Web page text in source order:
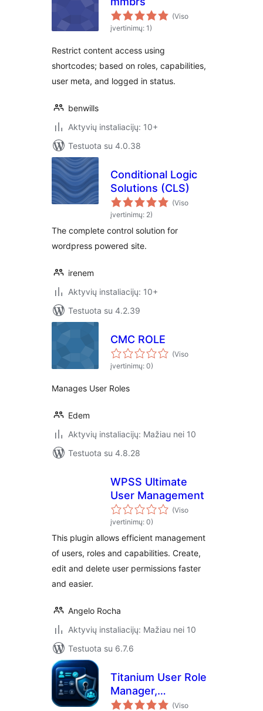
(Viso
įvertinimų: 1)
Restrict content access using
shortcodes; based on roles, capabilities,
user meta, and logged in status.
benwills
Aktyvių instaliacijų: 10+
Testuota su 4.0.38
Conditional Logic
Solutions (CLS)
(Viso
įvertinimų: 2)
The complete control solution for
wordpress powered site.
irenem
Aktyvių instaliacijų: 10+
Testuota su 4.2.39
CMC ROLE
(Viso
įvertinimų: 0)
Manages User Roles
Edem
Aktyvių instaliacijų: Mažiau nei 10
Testuota su 4.8.28
WPSS Ultimate
User Management
(Viso
įvertinimų: 0)
This plugin allows efficient management
of users, roles and capabilities. Create,
edit and delete user permissions faster
and easier.
Angelo Rocha
Aktyvių instaliacijų: Mažiau nei 10
Testuota su 6.7.6
Titanium User Role
Manager,
Capabilities &(Viso